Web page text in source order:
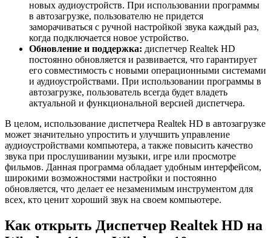
новых аудиоустройств. При использовании программы
в автозагрузке, пользователю не придется
заморачиваться с ручной настройкой звука каждый раз,
когда подключается новое устройство.
Обновление и поддержка: диспетчер Realtek HD
постоянно обновляется и развивается, что гарантирует
его совместимость с новыми операционными системами
и аудиоустройствами. При использовании программы в
автозагрузке, пользователь всегда будет владеть
актуальной и функциональной версией диспетчера.
В целом, использование диспетчера Realtek HD в автозагрузке
может значительно упростить и улучшить управление
аудиоустройствами компьютера, а также повысить качество
звука при прослушивании музыки, игре или просмотре
фильмов. Данная программа обладает удобным интерфейсом,
широкими возможностями настройки и постоянно
обновляется, что делает ее незаменимым инструментом для
всех, кто ценит хороший звук на своем компьютере.
Как открыть Диспетчер Realtek HD на